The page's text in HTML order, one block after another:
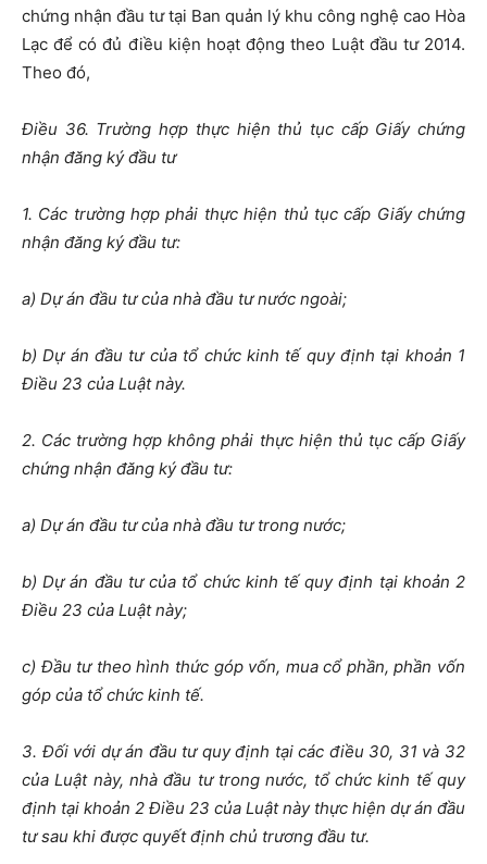
chứng nhận đầu tư tại Ban quản lý khu công nghệ cao Hòa
Lạc để có đủ điều kiện hoạt động theo Luật đầu tư 2014.
Theo đó,
Điều 36. Trường hợp thực hiện thủ tục cấp Giấy chứng
nhận đăng ký đầu tư
1. Các trường hợp phải thực hiện thủ tục cấp Giấy chứng
nhận đăng ký đầu tư:
a) Dự án đầu tư của nhà đầu tư nước ngoài;
b) Dự án đầu tư của tổ chức kinh tế quy định tại khoản 1
Điều 23 của Luật này.
2. Các trường hợp không phải thực hiện thủ tục cấp Giấy
chứng nhận đăng ký đầu tư:
a) Dự án đầu tư của nhà đầu tư trong nước;
b) Dự án đầu tư của tổ chức kinh tế quy định tại khoản 2
Điều 23 của Luật này;
c) Đầu tư theo hình thức góp vốn, mua cổ phần, phần vốn
góp của tổ chức kinh tế.
3. Đối với dự án đầu tư quy định tại các điều 30, 31 và 32
của Luật này, nhà đầu tư trong nước, tổ chức kinh tế quy
định tại khoản 2 Điều 23 của Luật này thực hiện dự án đầu
tư sau khi được quyết định chủ trương đầu tư.